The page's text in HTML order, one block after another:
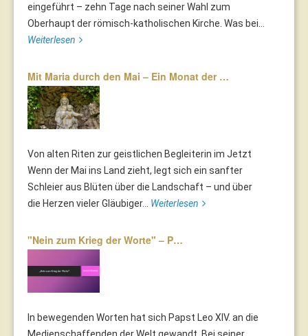
eingeführt – zehn Tage nach seiner Wahl zum
Oberhaupt der römisch-katholischen Kirche. Was bei...
Weiterlesen
Mit Maria durch den Mai – Ein Monat der …
Von alten Riten zur geistlichen Begleiterin im Jetzt
Wenn der Mai ins Land zieht, legt sich ein sanfter
Schleier aus Blüten über die Landschaft – und über
die Herzen vieler Gläubiger... Weiterlesen
"Nein zum Krieg der Worte" – P…
In bewegenden Worten hat sich Papst Leo XIV. an die